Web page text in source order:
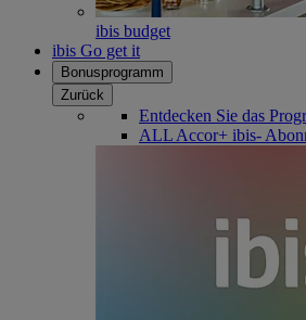
ibis budget
ibis Go get it
Bonusprogramm
Zurück
Entdecken Sie das
ALL Accor+ ibis-